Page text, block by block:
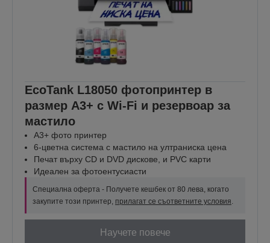
EcoTank L18050 фотопринтер в
размер A3+ с Wi-Fi и резервоар за
мастило
A3+ фото принтер
6-цветна система с мастило на ултраниска цена
Печат върху CD и DVD дискове, и PVC карти
Идеален за фотоентусиасти
Специална оферта - Получете кешбек от 80 лева, когато
закупите този принтер, прилагат се съответните условия.
Научете повече